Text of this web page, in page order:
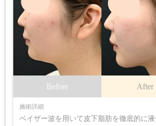
Before After
施術詳細
ベイザー波を用いて皮下脂肪を徹底的に液